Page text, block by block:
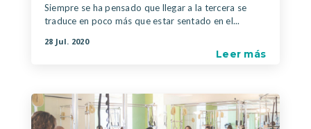
Siempre se ha pensado que llegar a la tercera se
traduce en poco más que estar sentado en el...
28 Jul. 2020
Leer más